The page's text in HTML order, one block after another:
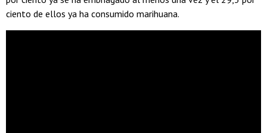
ciento de ellos ya ha consumido marihuana.